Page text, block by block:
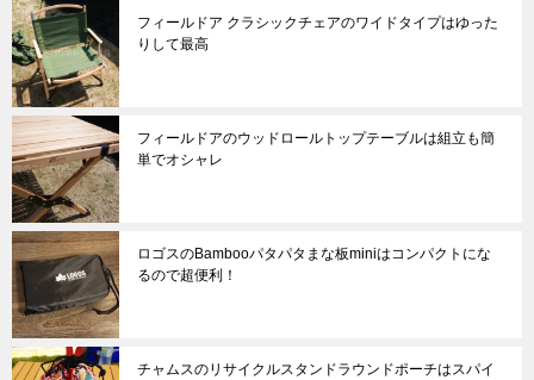
フィールドア クラシックチェアのワイドタイプはゆった
りして最高
フィールドアのウッドロールトップテーブルは組立も簡
単でオシャレ
ロゴスのBambooパタパタまな板miniはコンパクトにな
るので超便利！
チャムスのリサイクルスタンドラウンドポーチはスパイ